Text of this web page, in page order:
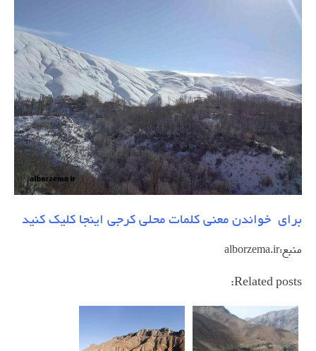
برای خواندن معنی کلمات محلی کرجی اینجا کلیک کنید
منبع:alborzema.ir
Related posts: